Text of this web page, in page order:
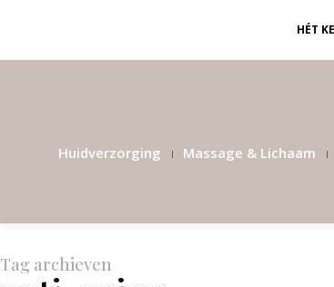
HÉT
Huidverzorging Massage & Lichaam
Tag archieven